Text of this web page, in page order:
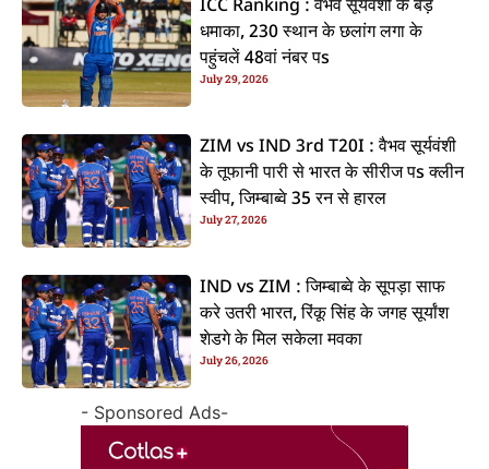
ICC Ranking : वैभव सूर्यवंशी के बड़
धमाका, 230 स्थान के छलांग लगा के
पहुंचलें 48वां नंबर पs
July 29, 2026
ZIM vs IND 3rd T20I : वैभव सूर्यवंशी
के तूफानी पारी से भारत के सीरीज पs क्लीन
स्वीप, जिम्बाब्वे 35 रन से हारल
July 27, 2026
IND vs ZIM : जिम्बाब्वे के सूपड़ा साफ
करे उतरी भारत, रिंकू सिंह के जगह सूर्यांश
शेडगे के मिल सकेला मवका
July 26, 2026
- Sponsored Ads-